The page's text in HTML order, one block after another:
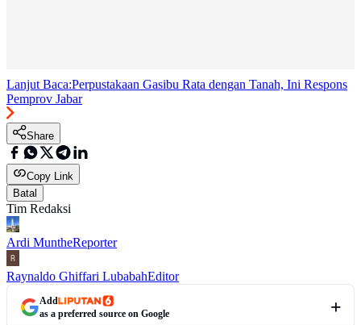
Lanjut Baca:Perpustakaan Gasibu Rata dengan Tanah, Ini Respons
Pemprov Jabar
Share
Copy Link
Batal
Tim Redaksi
Ardi MuntheReporter
Raynaldo Ghiffari LubabahEditor
Add
as a preferred source on Google